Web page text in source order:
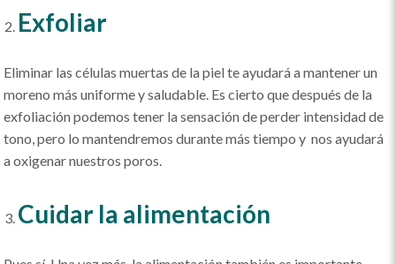
Exfoliar
Eliminar las células muertas de la piel te ayudará a mantener un
moreno más uniforme y saludable. Es cierto que después de la
exfoliación podemos tener la sensación de perder intensidad de
tono, pero lo mantendremos durante más tiempo y nos ayudará
a oxigenar nuestros poros.
Cuidar la alimentación